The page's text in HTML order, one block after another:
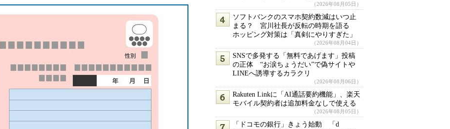
（2026年08月05日）
ソフトバンクのスマホ契約数減はいつ止
まる？ 宮川社長が反転の時期を語る
ホッピング対策は「真剣にやりすぎた」
（2026年08月04日）
SNSで多発する「無料であげます」投稿
の正体 “お涙ちょうだい”で偽サイトや
LINEへ誘導するカラクリ
（2026年08月06日）
Rakuten Linkに「AI通話要約機能」、楽天
モバイル契約者は追加料金なしで使える
（2026年08月05日）
「ドコモの銀行」きょう始動 「d